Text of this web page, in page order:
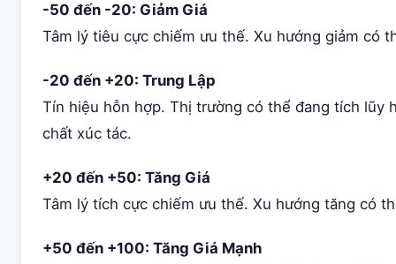
-50 đến -20: Giảm Giá
Tâm lý tiêu cực chiếm ưu thế. Xu hướng giảm có
-20 đến +20: Trung Lập
Tín hiệu hỗn hợp. Thị trường có thể đang tích lũy
chất xúc tác.
+20 đến +50: Tăng Giá
Tâm lý tích cực chiếm ưu thế. Xu hướng tăng có
+50 đến +100: Tăng Giá Mạnh